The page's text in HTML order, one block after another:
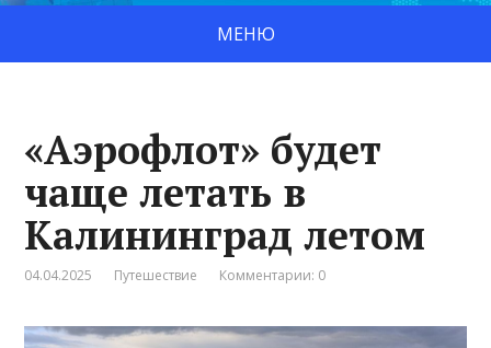
МЕНЮ
«Аэрофлот» будет
чаще летать в
Калининград летом
04.04.2025 Путешествие Комментарии: 0